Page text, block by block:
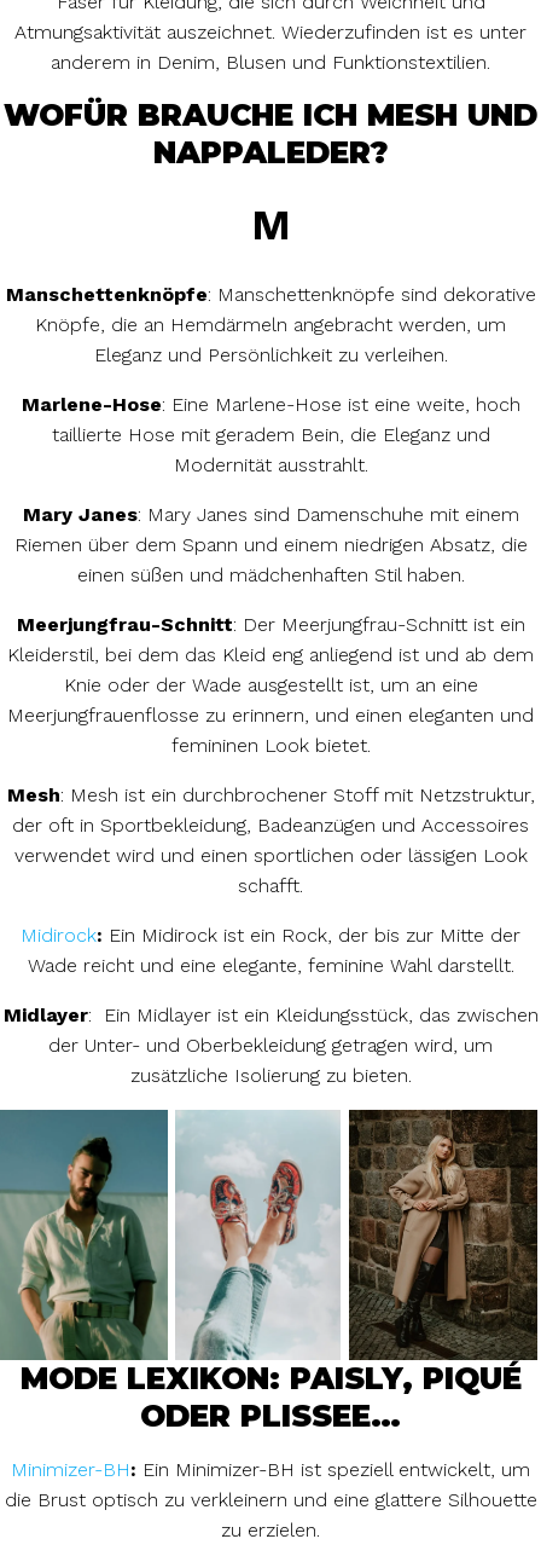
Atmungsaktivität auszeichnet. Wiederzufinden ist es unter
anderem in Denim, Blusen und Funktionstextilien.
WOFÜR BRAUCHE ICH MESH UND
NAPPALEDER?
M
Manschettenknöpfe: Manschettenknöpfe sind dekorative
Knöpfe, die an Hemdärmeln angebracht werden, um
Eleganz und Persönlichkeit zu verleihen.
Marlene-Hose: Eine Marlene-Hose ist eine weite, hoch
taillierte Hose mit geradem Bein, die Eleganz und
Modernität ausstrahlt.
Mary Janes: Mary Janes sind Damenschuhe mit einem
Riemen über dem Spann und einem niedrigen Absatz, die
einen süßen und mädchenhaften Stil haben.
Meerjungfrau-Schnitt: Der Meerjungfrau-Schnitt ist ein
Kleiderstil, bei dem das Kleid eng anliegend ist und ab dem
Knie oder der Wade ausgestellt ist, um an eine
Meerjungfrauenflosse zu erinnern, und einen eleganten und
femininen Look bietet.
Mesh: Mesh ist ein durchbrochener Stoff mit Netzstruktur,
der oft in Sportbekleidung, Badeanzügen und Accessoires
verwendet wird und einen sportlichen oder lässigen Look
schafft.
Midirock: Ein Midirock ist ein Rock, der bis zur Mitte der
Wade reicht und eine elegante, feminine Wahl darstellt.
Midlayer: Ein Midlayer ist ein Kleidungsstück, das zwischen
der Unter- und Oberbekleidung getragen wird, um
zusätzliche Isolierung zu bieten.
MODE LEXIKON: PAISLY, PIQUÉ
ODER PLISSEE…
Minimizer-BH: Ein Minimizer-BH ist speziell entwickelt, um
die Brust optisch zu verkleinern und eine glattere Silhouette
zu erzielen.